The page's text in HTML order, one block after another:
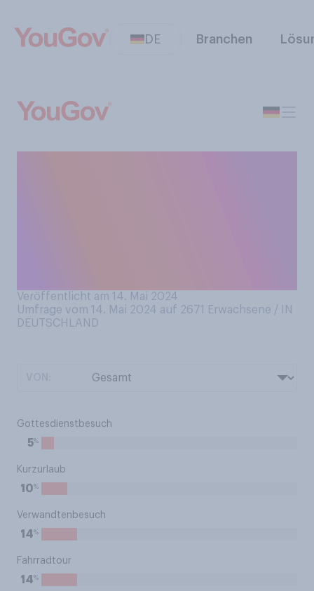
DE Branchen
Veröffentlicht am 14. Mai 2024
Umfrage vom 14. Mai 2024 auf 2671
Erwachsene / IN
DEUTSCHLAND
Gottesdienstbesuch
5%
Kurzurlaub
10%
Verwandtenbesuch
14%
Fahrradtour
14%